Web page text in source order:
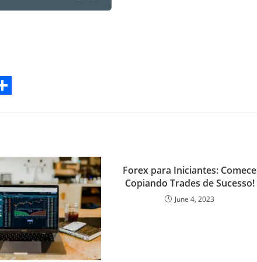
Forex para Iniciantes: Comece
Copiando Trades de Sucesso!
June 4, 2023